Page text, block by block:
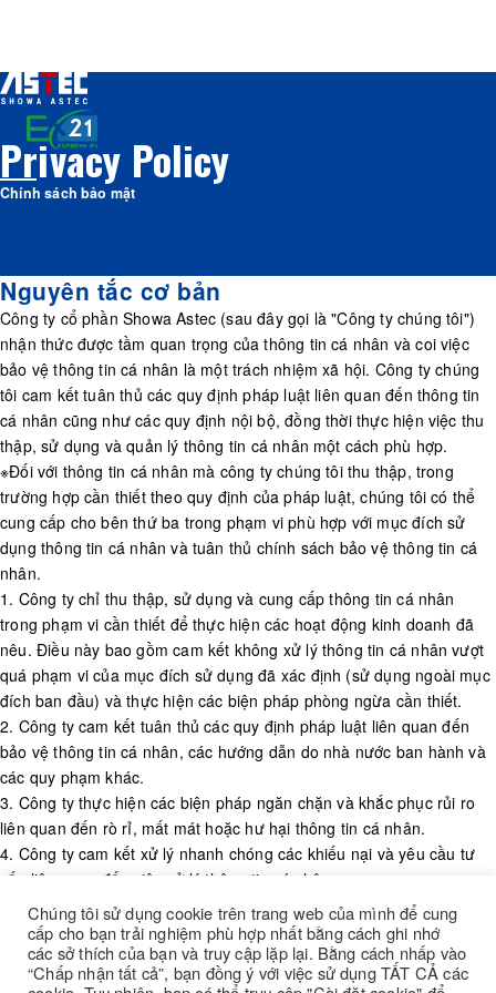
HOME
Chính sách bảo mật
Privacy Policy
Chính sách bảo mật
Nguyên tắc cơ bản
Công ty cổ phần Showa Astec (sau đây gọi là "Công ty chúng tôi")
nhận thức được tầm quan trọng của thông tin cá nhân và coi việc
bảo vệ thông tin cá nhân là một trách nhiệm xã hội. Công ty chúng
tôi cam kết tuân thủ các quy định pháp luật liên quan đến thông tin
cá nhân cũng như các quy định nội bộ, đồng thời thực hiện việc thu
thập, sử dụng và quản lý thông tin cá nhân một cách phù hợp.
※Đối với thông tin cá nhân mà công ty chúng tôi thu thập, trong
trường hợp cần thiết theo quy định của pháp luật, chúng tôi có thể
cung cấp cho bên thứ ba trong phạm vi phù hợp với mục đích sử
dụng thông tin cá nhân và tuân thủ chính sách bảo vệ thông tin cá
nhân.
1. Công ty chỉ thu thập, sử dụng và cung cấp thông tin cá nhân
trong phạm vi cần thiết để thực hiện các hoạt động kinh doanh đã
nêu. Điều này bao gồm cam kết không xử lý thông tin cá nhân vượt
quá phạm vi của mục đích sử dụng đã xác định (sử dụng ngoài mục
đích ban đầu) và thực hiện các biện pháp phòng ngừa cần thiết.
2. Công ty cam kết tuân thủ các quy định pháp luật liên quan đến
bảo vệ thông tin cá nhân, các hướng dẫn do nhà nước ban hành và
các quy phạm khác.
3. Công ty thực hiện các biện pháp ngăn chặn và khắc phục rủi ro
liên quan đến rò rỉ, mất mát hoặc hư hại thông tin cá nhân.
4. Công ty cam kết xử lý nhanh chóng các khiếu nại và yêu cầu tư
vấn liên quan đến việc xử lý thông tin cá nhân.
5. Công ty luôn nỗ lực cải thiện liên tục hệ thống quản lý bảo vệ
thông tin cá nhân nhằm nâng cao tính bảo mật và an toàn.
Chúng tôi sử dụng cookie trên trang web của mình để cung
cấp cho bạn trải nghiệm phù hợp nhất bằng cách ghi nhớ
các sở thích của bạn và truy cập lặp lại. Bằng cách nhấp vào
“Chấp nhận tất cả”, bạn đồng ý với việc sử dụng TẤT CẢ các